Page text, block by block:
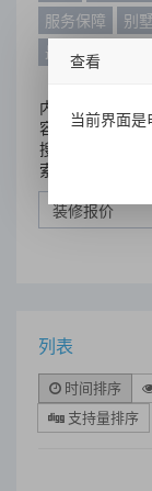
服务保障
别
最新动态
内
容
搜
索
列表
时间排序
支持量排序
查看
当前界面是